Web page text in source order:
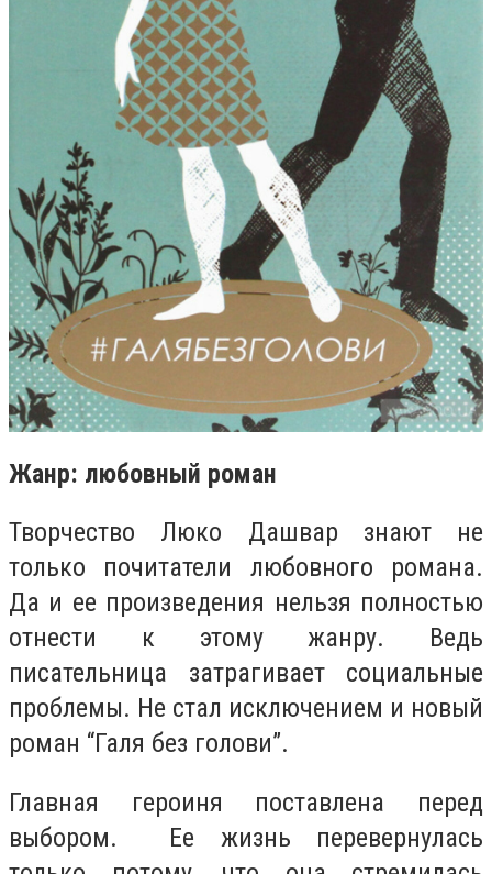
Жанр: любовный роман
Творчество Люко Дашвар знают не
только почитатели любовного романа.
Да и ее произведения нельзя полностью
отнести к этому жанру. Ведь
писательница затрагивает социальные
проблемы. Не стал исключением и новый
роман “Галя без голови”.
Главная героиня поставлена перед
выбором.
Ее жизнь перевернулась